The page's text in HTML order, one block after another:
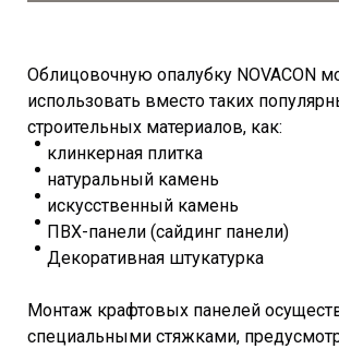
Облицовочную опалубку NOVACON
использовать вместо таких
строительных материалов, как:
клинкерная плитка
натуральный камень
искусственный камень
ПВХ-панели (сайдинг панели)
Декоративная штукатурка
Монтаж крафтовых панелей
специальными стяжками,